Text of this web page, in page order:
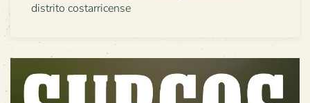
distrito costarricense